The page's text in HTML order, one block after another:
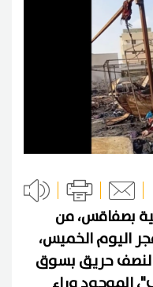
بصفاقس، من
اليوم الخميس،
النصف حريق بسوق